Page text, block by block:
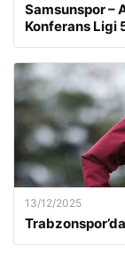
Samsunspor –
Konferans Ligi
13/12/2025